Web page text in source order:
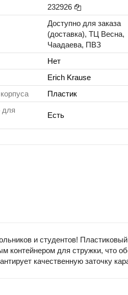
232926
Доступно для заказа
(доставка), ТЦ Весна,
Чаадаева, ПВЗ
Нет
Erich Krause
Пластик
для
Есть
и студентов!
для стружки, что
качественную заточку